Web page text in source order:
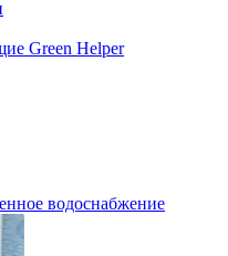
Green Helper
водоснабжение